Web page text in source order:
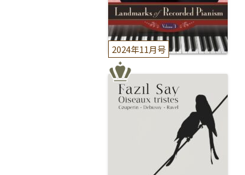
2024年11月号